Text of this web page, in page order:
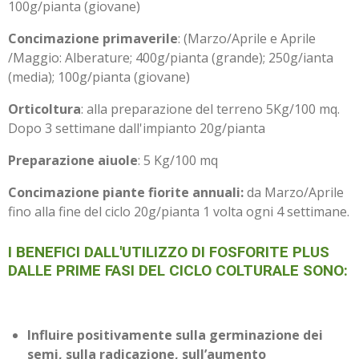
100g/pianta (giovane)
Concimazione primaverile: (Marzo/Aprile e Aprile
/Maggio: Alberature; 400g/pianta (grande); 250g/ianta
(media); 100g/pianta (giovane)
Orticoltura: alla preparazione del terreno 5Kg/100 mq.
Dopo 3 settimane dall'impianto 20g/pianta
Preparazione aiuole: 5 Kg/100 mq
Concimazione piante fiorite annuali:da Marzo/Aprile
fino alla fine del ciclo 20g/pianta 1 volta ogni 4 settimane.
I BENEFICI DALL'UTILIZZO DI FOSFORITE PLUS
DALLE PRIME FASI DEL CICLO COLTURALE SONO:
Influire positivamente sulla germinazione dei
semi, sulla radicazione, sull’aumento